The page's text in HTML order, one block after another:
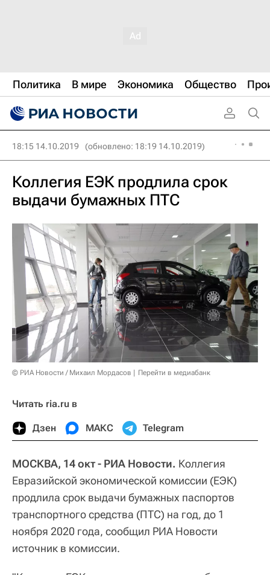
Политика В мире Экономика Общество
18:15 14.10.2019 (обновлено: 18:19 14.10.2019)
Коллегия ЕЭК продлила срок
выдачи бумажных ПТС
© РИА Новости / Михаил Мордасов Перейти в медиабанк
Читать ria.ru в
Дзен МАКС Telegram
МОСКВА, 14 окт - РИА Новости. Коллегия
Евразийской экономической комиссии (ЕЭК)
продлила срок выдачи бумажных паспортов
транспортного средства (ПТС) на год, до 1
ноября 2020 года, сообщил РИА Новости
источник в комиссии.